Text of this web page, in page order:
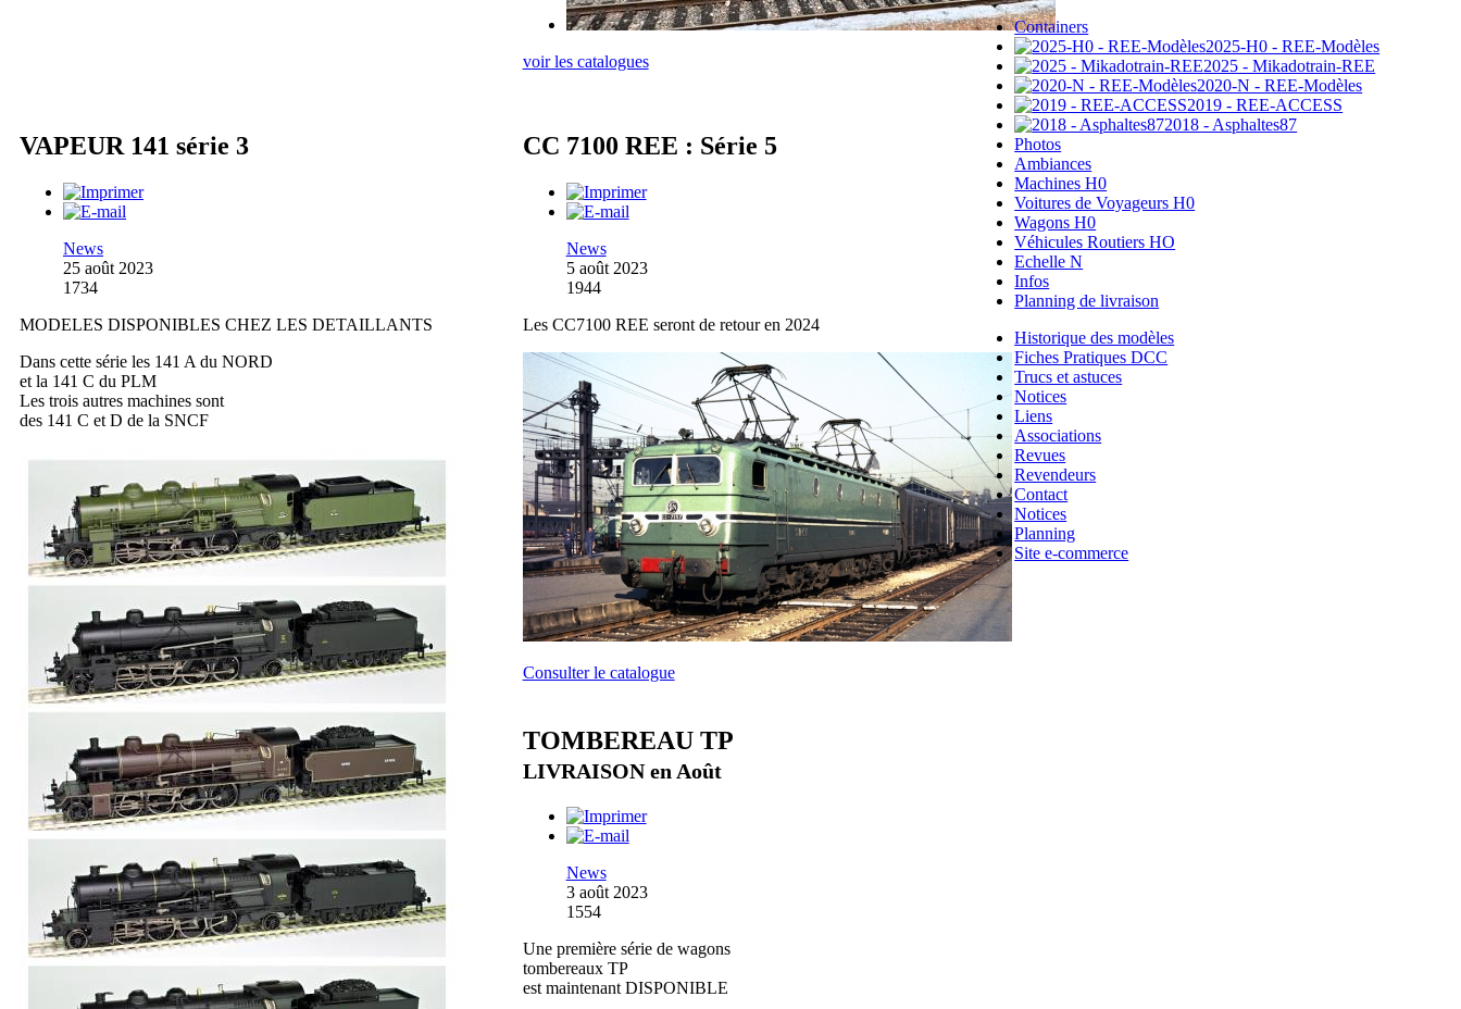
voir les catalogues
VAPEUR 141 série 3
News
25 août 2023
1734
MODELES DISPONIBLES CHEZ LES DETAILLANTS
Dans cette série les 141 A du NORD
et la 141 C du PLM
Les trois autres machines sont
des 141 C et D de la SNCF
CC 7100 REE : Série 5
News
5 août 2023
1944
Les CC7100 REE seront de retour en 2024
Consulter le catalogue
TOMBEREAU TP
LIVRAISON en Août
News
3 août 2023
1554
Une première série de wagons
tombereaux TP
est maintenant DISPONIBLE
Containers
2025-H0 - REE-Modèles
2025 - Mikadotrain-REE
2020-N - REE-Modèles
2019 - REE-ACCESS
2018 - Asphaltes87
Photos
Ambiances
Machines H0
Voitures de Voyageurs H0
Wagons H0
Véhicules Routiers HO
Echelle N
Infos
Planning de livraison
Historique des modèles
Fiches Pratiques DCC
Trucs et astuces
Notices
Liens
Associations
Revues
Revendeurs
Contact
Notices
Planning
Site e-commerce